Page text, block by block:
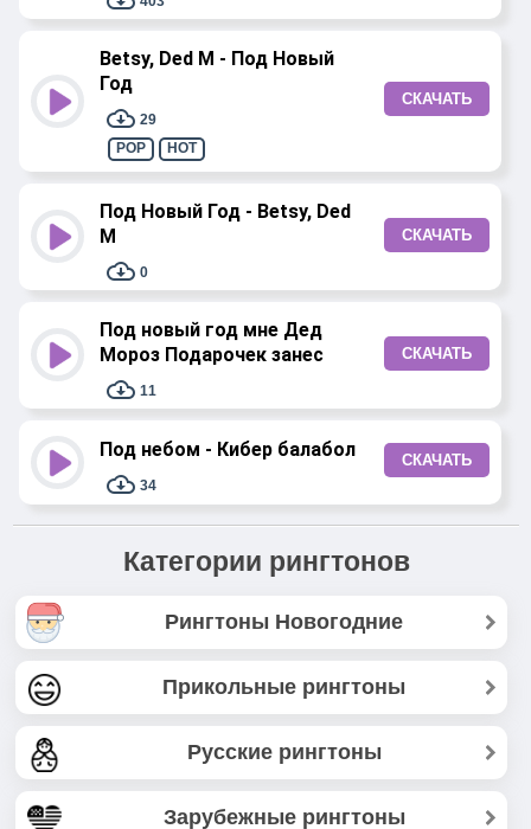
Betsy, Ded M - Под Новый
Год
29
POP
HOT
СКАЧАТЬ
Под Новый Год - Betsy, Ded
M
0
СКАЧАТЬ
Под новый год мне Дед
Мороз Подарочек занес
11
СКАЧАТЬ
Под небом - Кибер балабол
34
СКАЧАТЬ
Категории рингтонов
Рингтоны Новогодние
Прикольные рингтоны
Русские рингтоны
Зарубежные рингтоны